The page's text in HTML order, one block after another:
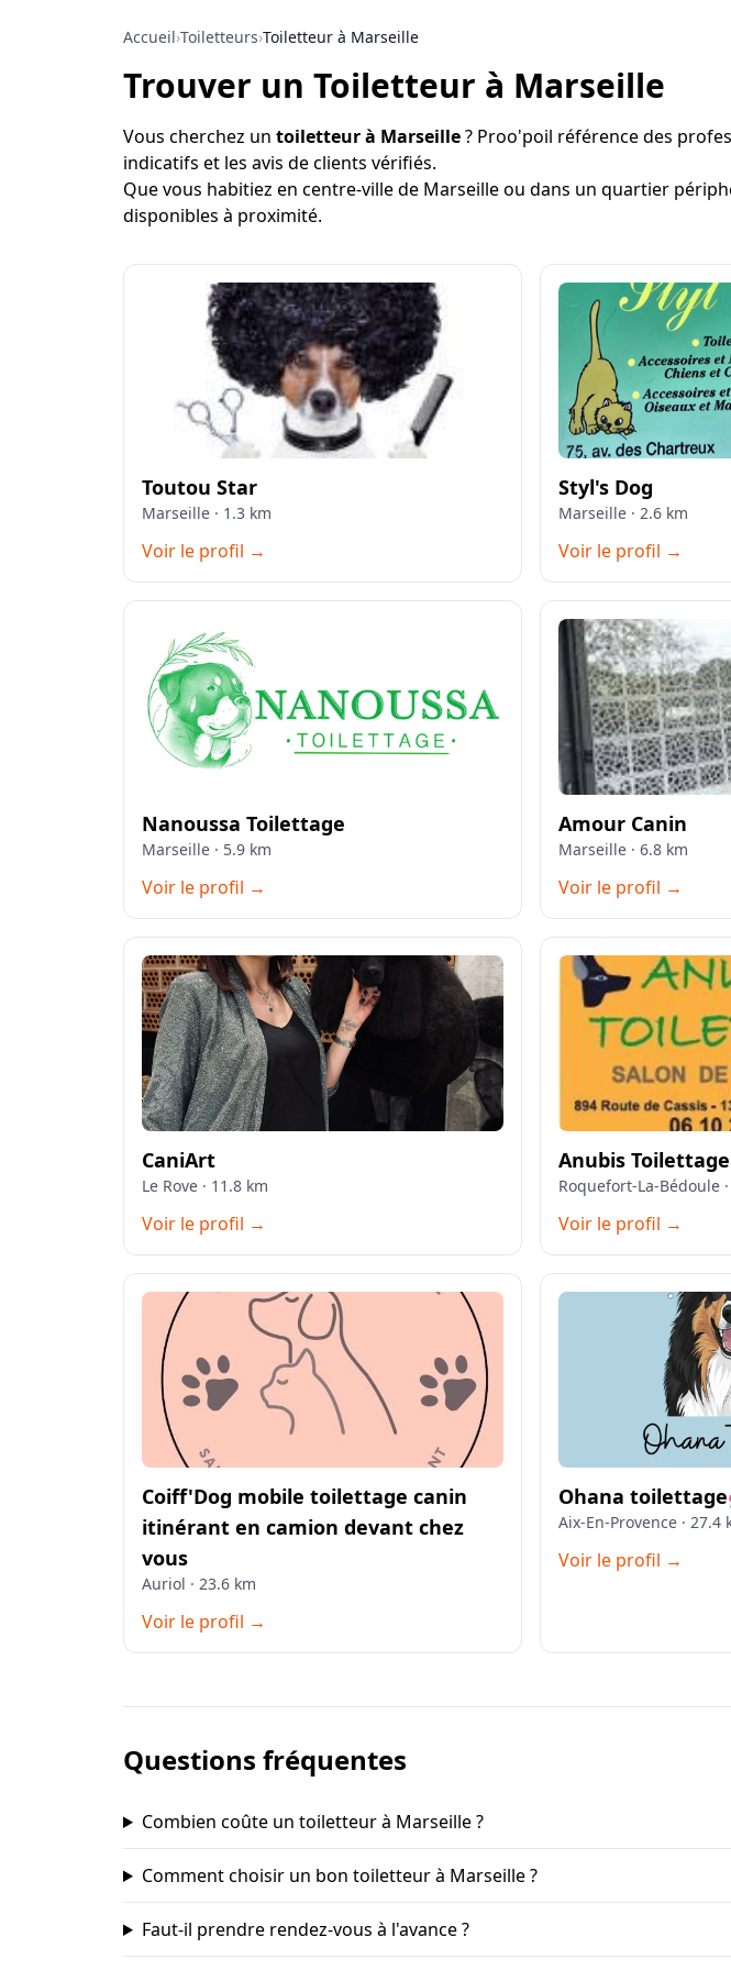
Accueil›Toiletteurs›Toiletteur à Marseille
Trouver un Toiletteur à Marseille
Vous cherchez un toiletteur à Marseille? Proo'poil référence des
indicatifs et les avis de clients vérifiés.
Que vous habitiez en centre-ville de Marseille ou dans un quartier
disponibles à proximité.
Toutou Star
Marseille · 1.3 km
Voir le profil →
Styl's Dog
Marseille · 2.6 km
Voir le profil →
Nanoussa Toilettage
Marseille · 5.9 km
Voir le profil →
Amour Canin
Marseille · 6.8 km
Voir le profil →
CaniArt
Le Rove · 11.8 km
Voir le profil →
Anubis Toilettage
Roquefort-La-Bédoule
Voir le profil →
Coiff'Dog mobile toilettage canin
itinérant en camion devant chez
vous
Auriol · 23.6 km
Voir le profil →
Ohana
Aix-En-Provence · 27.4
Voir le profil →
Questions fréquentes
Combien coûte un toiletteur à Marseille ?
Comment choisir un bon toiletteur à Marseille ?
Faut-il prendre rendez-vous à l'avance ?